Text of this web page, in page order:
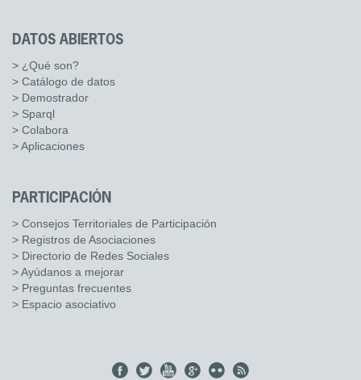
DATOS ABIERTOS
> ¿Qué son?
> Catálogo de datos
> Demostrador
> Sparql
> Colabora
> Aplicaciones
PARTICIPACIÓN
> Consejos Territoriales de Participación
> Registros de Asociaciones
> Directorio de Redes Sociales
> Ayúdanos a mejorar
> Preguntas frecuentes
> Espacio asociativo